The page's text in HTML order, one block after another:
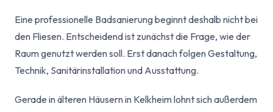
Eine professionelle Badsanierung beginnt deshalb nicht bei
den Fliesen. Entscheidend ist zunächst die Frage, wie der
Raum genutzt werden soll. Erst danach folgen Gestaltung,
Technik, Sanitärinstallation und Ausstattung.
Gerade in älteren Häusern in Kelkheim lohnt sich außerdem